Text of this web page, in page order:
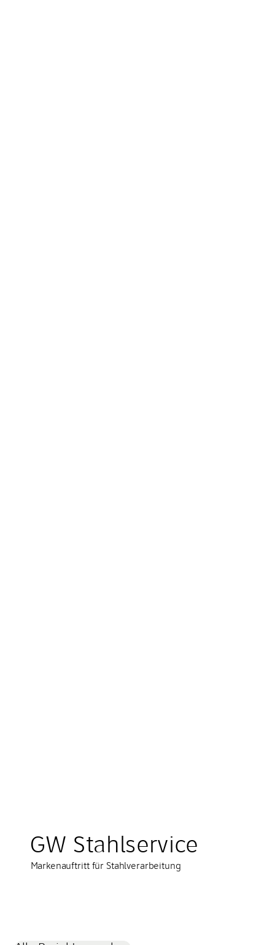
GW Stahlservice
Markenauftritt für Stahlverarbeitung